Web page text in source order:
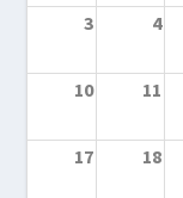
3 4
10 11
17 18